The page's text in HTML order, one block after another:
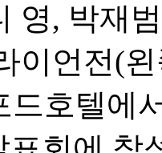
영, 박재
이언전(
드호텔에